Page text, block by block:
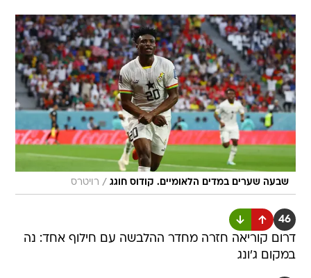
שבעה שערים במדים הלאומיים. קודוס חוגג / רויטרס
46
דרום קוריאה חזרה מחדר ההלבשה עם חילוף אחד: נה
במקום ג'ונג